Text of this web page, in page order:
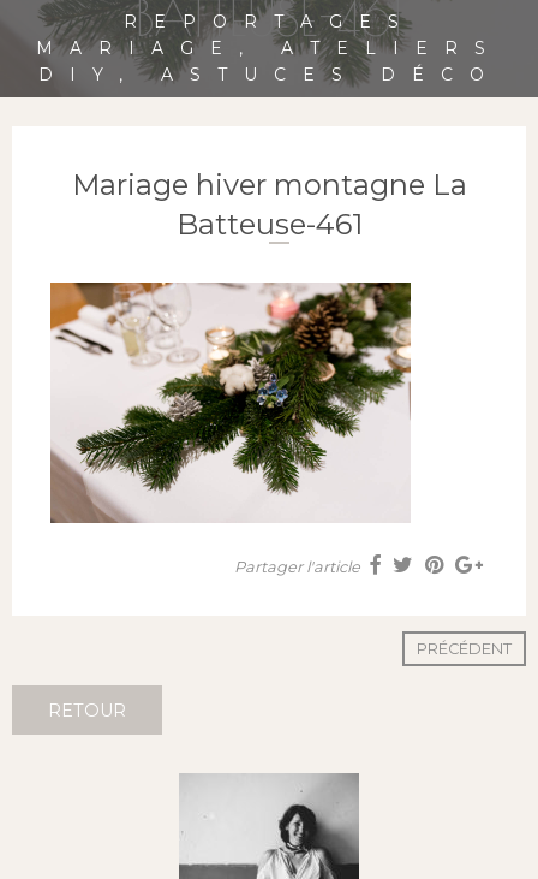
BATTEUSE-461
REPORTAGES
MARIAGE, ATELIERS
DIY, ASTUCES DÉCO
Mariage hiver montagne La
Batteuse-461
Partager l'article
PRÉCÉDENT
RETOUR